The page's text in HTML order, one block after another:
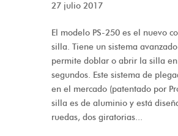
27 julio 2017
El modelo PS-250 es el nuevo
silla. Tiene un sistema
permite doblar o abrir la silla
segundos. Este sistema de
en el mercado (patentado por
silla es de aluminio y está
ruedas, dos giratorias...